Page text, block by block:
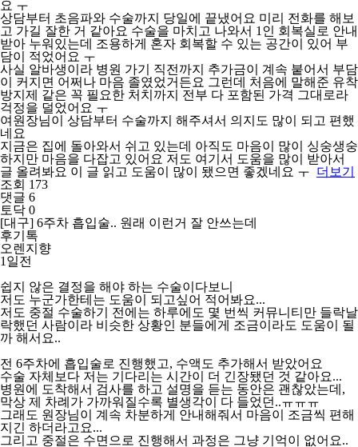
요 ㅜ
상담부터 초음파와 수술까지 당일에 끝냈어요 미리 전화를 해보
고 가길 잘한 거 같아요 수술을 마치고 나와서 1인 회복실로 안내
받아 누워있는데 조용하게 혼자 회복할 수 있는 공간이 있어 부
담이 적었어요 ㅜ
사실 알바생이라 병원 가기 직전까지 추가금이 계속 붙어서 부담
이 커지면 어쩌나 마음 졸였었거든요 그런데 처음에 말해준 유착
방지제 같은 꼭 필요한 처치까지 전부 다 포함된 가격 그대로라
걱정을 덜었어요 ㅜ
여원장님이 상담부터 수술까지 해주셔서 의지도 많이 되고 편했
네요
지금은 집에 돌아와서 쉬고 있는데 아직도 마음이 많이 싱숭생숭
하지만 마음을 다잡고 있어요 저도 여기서 도움을 많이 받아서
글 올려봐요 이 글 읽고 도움이 많이 됐으면 좋겠네요 ㅜ 더보기
조회 173
댓글 6
토닥 0
[대구] 6주차 흡입술.. 원래 이런거 잘 안쓰는데
후기톡
오렌지향
1일전
쉽지 않은 결정을 해야 하는 수술이다보니
저도 누군가한테는 도움이 되고싶어 적어봐요...
저도 중절 수술하기 전에는 하루에도 몇 번씩 커뮤니티만 들락날
락했던 사람이라 비슷한 상황인 분들에게 조금이라도 도움이 될
까 해서요..
전 6주차에 흡입술로 진행했고, 수액도 추가해서 받았어요
수술 자체보다 저는 기다리는 시간이 더 긴장됐던 것 같아요...
병원에 도착해서 검사를 하고 설명을 듣는 동안은 괜찮았는데,
막상 제 차례가 가까워질수록 별생각이 다 들었던..ㅠㅠㅠ
그래도 원장님이 계속 차분하게 안내해줘서 마음이 조금씩 편해
지긴 하더라고요...
그리고 중절은 수면으로 진행해서 과정은 그냥 기억이 없어요..